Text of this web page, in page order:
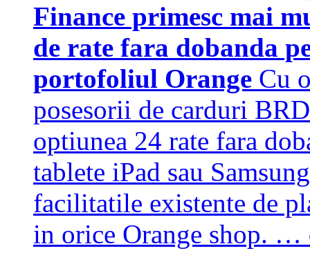
Finance primesc mai
de rate fara dobanda
portofoliul Orange Cu
posesorii de carduri
optiunea 24 rate fara
tablete iPad sau
facilitatile existente de
in orice Orange shop. …